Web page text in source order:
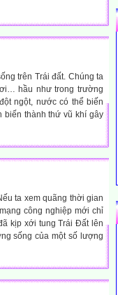
trên Trái đất. Chúng ta
hầu như trong trường
ngột, nước có thể biến
biến thành thứ vũ khí gây
ta xem quãng thời gian
công nghiệp mới chỉ
kịp xới tung Trái Đất lên
sống của một số lượng